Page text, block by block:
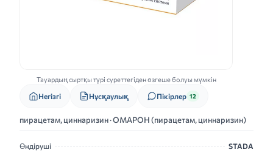
Тауардың сыртқы түрі суреттегіден өзгеше болуы мүмкін
Негізгі Нұсқаулық Пікірлер 12
пирацетам, циннаризин · ОМАРОН (пирацетам, циннаризин)
Өндіруші STADA